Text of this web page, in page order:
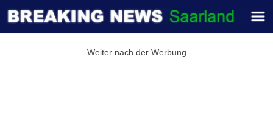
Weiter nach der Werbung